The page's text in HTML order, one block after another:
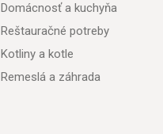
Domácnosť a kuchyňa
Reštauračné potreby
Kotliny a kotle
Remeslá a záhrada